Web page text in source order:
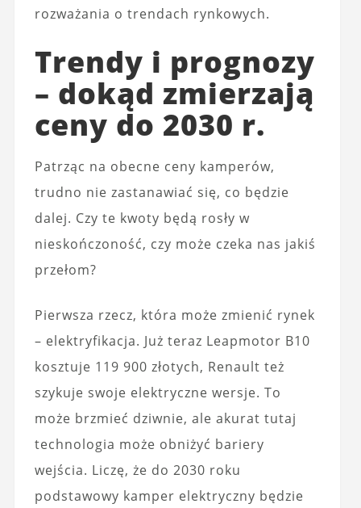
rozważania o trendach rynkowych.
Trendy i prognozy
– dokąd zmierzają
ceny do 2030 r.
Patrząc na obecne ceny kamperów,
trudno nie zastanawiać się, co będzie
dalej. Czy te kwoty będą rosły w
nieskończoność, czy może czeka nas jakiś
przełom?
Pierwsza rzecz, która może zmienić rynek
– elektryfikacja. Już teraz Leapmotor B10
kosztuje 119 900 złotych, Renault też
szykuje swoje elektryczne wersje. To
może brzmieć dziwnie, ale akurat tutaj
technologia może obniżyć bariery
wejścia. Liczę, że do 2030 roku
podstawowy kamper elektryczny będzie